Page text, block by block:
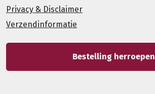
Privacy & Disclaimer
Verzendinformatie
Bestelling herroepen